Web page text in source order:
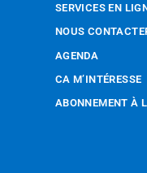
SERVICES EN
NOUS
AGENDA
CA M’INTÉRESSE
ABONNEMENT À